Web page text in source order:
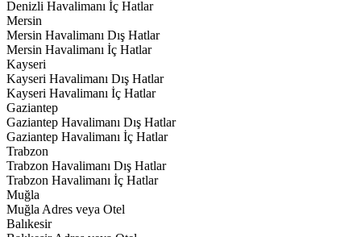
Denizli Havalimanı İç Hatlar
Mersin
Mersin Havalimanı Dış Hatlar
Mersin Havalimanı İç Hatlar
Kayseri
Kayseri Havalimanı Dış Hatlar
Kayseri Havalimanı İç Hatlar
Gaziantep
Gaziantep Havalimanı Dış Hatlar
Gaziantep Havalimanı İç Hatlar
Trabzon
Trabzon Havalimanı Dış Hatlar
Trabzon Havalimanı İç Hatlar
Muğla
Muğla Adres veya Otel
Balıkesir